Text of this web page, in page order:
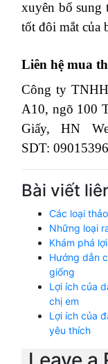
Trên đây là10
, tinh
xuyên bổ sung